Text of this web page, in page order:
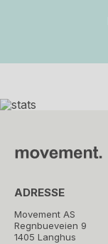
ADRESSE
Movement AS
Regnbueveien 9
1405 Langhus